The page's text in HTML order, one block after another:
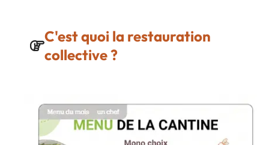
C'est quoi la restauration
collective ?